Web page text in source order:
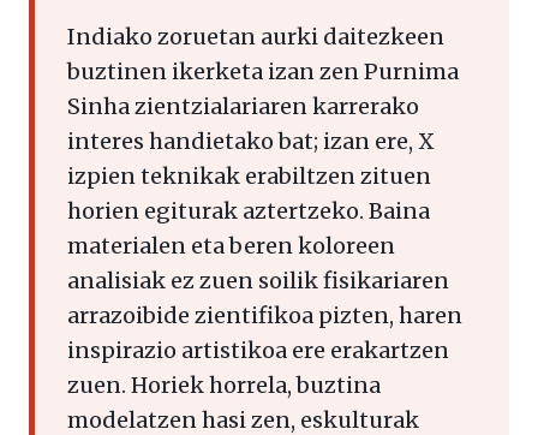
Indiako zoruetan aurki daitezkeen
buztinen ikerketa izan zen Purnima
Sinha zientzialariaren karrerako
interes handietako bat; izan ere, X
izpien teknikak erabiltzen zituen
horien egiturak aztertzeko. Baina
materialen eta beren koloreen
analisiak ez zuen soilik fisikariaren
arrazoibide zientifikoa pizten, haren
inspirazio artistikoa ere erakartzen
zuen. Horiek horrela, buztina
modelatzen hasi zen, eskulturak